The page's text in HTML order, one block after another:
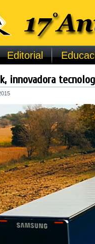
Editorial
innovadora